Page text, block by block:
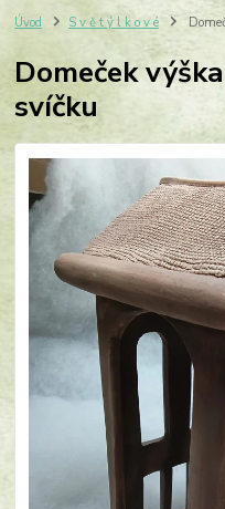
Úvod S v ě t ý l k o v é
Domeček
svíčku